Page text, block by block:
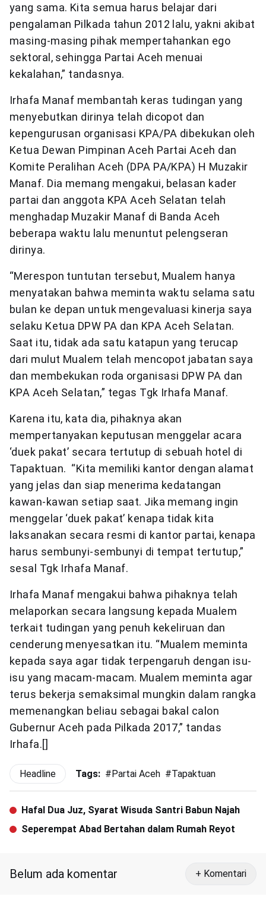
yang sama. Kita semua harus belajar dari
pengalaman Pilkada tahun 2012 lalu, yakni akibat
masing-masing pihak mempertahankan ego
sektoral, sehingga Partai Aceh menuai
kekalahan,” tandasnya.
Irhafa Manaf membantah keras tudingan yang
menyebutkan dirinya telah dicopot dan
kepengurusan organisasi KPA/PA dibekukan oleh
Ketua Dewan Pimpinan Aceh Partai Aceh dan
Komite Peralihan Aceh (DPA PA/KPA) H Muzakir
Manaf. Dia memang mengakui, belasan kader
partai dan anggota KPA Aceh Selatan telah
menghadap Muzakir Manaf di Banda Aceh
beberapa waktu lalu menuntut pelengseran
dirinya.
“Merespon tuntutan tersebut, Mualem hanya
menyatakan bahwa meminta waktu selama satu
bulan ke depan untuk mengevaluasi kinerja saya
selaku Ketua DPW PA dan KPA Aceh Selatan.
Saat itu, tidak ada satu katapun yang terucap
dari mulut Mualem telah mencopot jabatan saya
dan membekukan roda organisasi DPW PA dan
KPA Aceh Selatan,” tegas Tgk Irhafa Manaf.
Karena itu, kata dia, pihaknya akan
mempertanyakan keputusan menggelar acara
‘duek pakat’ secara tertutup di sebuah hotel di
Tapaktuan. “Kita memiliki kantor dengan alamat
yang jelas dan siap menerima kedatangan
kawan-kawan setiap saat. Jika memang ingin
menggelar ‘duek pakat’ kenapa tidak kita
laksanakan secara resmi di kantor partai, kenapa
harus sembunyi-sembunyi di tempat tertutup,”
sesal Tgk Irhafa Manaf.
Irhafa Manaf mengakui bahwa pihaknya telah
melaporkan secara langsung kepada Mualem
terkait tudingan yang penuh kekeliruan dan
cenderung menyesatkan itu. “Mualem meminta
kepada saya agar tidak terpengaruh dengan isu-
isu yang macam-macam. Mualem meminta agar
terus bekerja semaksimal mungkin dalam rangka
memenangkan beliau sebagai bakal calon
Gubernur Aceh pada Pilkada 2017,” tandas
Irhafa.[]
Headline Tags: #Partai Aceh #Tapaktuan
Hafal Dua Juz, Syarat Wisuda Santri Babun Najah
Seperempat Abad Bertahan dalam Rumah Reyot
Belum ada komentar + Komentari